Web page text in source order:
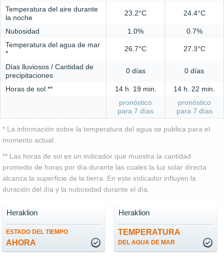
Temperatura del aire durante
la noche
23.2°C 24.4°C
Nubosidad 1.0%
0.7%
Temperatura del agua de mar
*
26.7°C 27.3°C
Días lluviosos / Cantidad de
precipitaciones
0 días 0 días
Horas de sol ** 14 h. 19 min.
14 h. 22 min.
pronóstico
para 7 días
pronóstico
para 7 días
* La información sobre la temperatura del agua se publica para el
momento actual.
** Las horas de sol es un indicador que muestra la cantidad
promedio de horas por día durante las cuales la luz solar directa
alcanza la superficie de la tierra. En este indicador influyen la
duración del día y la nubosidad durante el día.
ESTADO DEL TIEMPO
AHORA
Heraklion
TEMPERATURA
DEL AGUA DE MAR
Heraklion